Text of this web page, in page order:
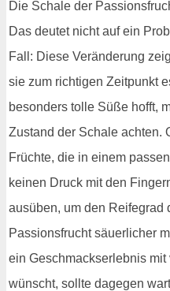
Die Schale der
Das deutet nicht auf ein
Fall: Diese Veränderung
sie zum richtigen Zeitpunkt
besonders tolle Süße hofft,
Zustand der Schale achten.
Früchte, die in einem
keinen Druck mit den
ausüben, um den Reifegrad
Passionsfrucht säuerlicher
ein Geschmackserlebnis
wünscht, sollte dagegen